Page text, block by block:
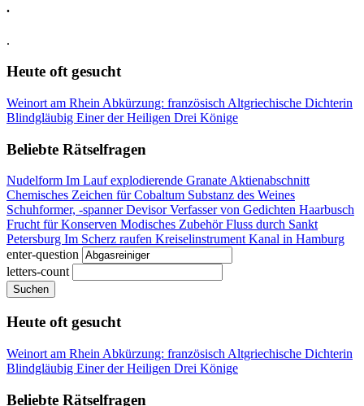
.
.
Heute oft gesucht
Weinort am Rhein Abkürzung: französisch Altgriechische Dichterin
Blindgläubig Einer der Heiligen Drei Könige
Beliebte Rätselfragen
Nudelform Im Lauf explodierende GranateAktienabschnitt
Chemisches Zeichen für Cobaltum Substanz des Weines
Schuhformer, -spannerDevisorVerfasser von Gedichten Haarbusch
Frucht für Konserven Modisches ZubehörFluss durch Sankt
Petersburg Im Scherz raufen KreiselinstrumentKanal in Hamburg
enter-question
letters-count
Suchen
Heute oft gesucht
Weinort am Rhein Abkürzung: französisch Altgriechische Dichterin
Blindgläubig Einer der Heiligen Drei Könige
Beliebte Rätselfragen